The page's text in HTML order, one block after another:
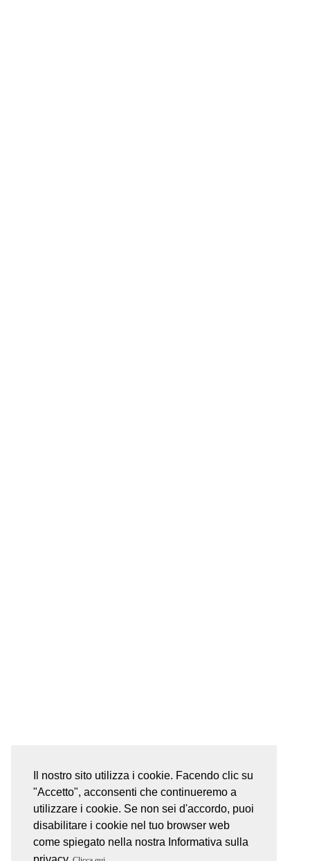
Il nostro sito utilizza i cookie. Facendo clic su
"Accetto", acconsenti che continueremo a
utilizzare i cookie. Se non sei d'accordo, puoi
disabilitare i cookie nel tuo browser web
come spiegato nella nostra Informativa sulla